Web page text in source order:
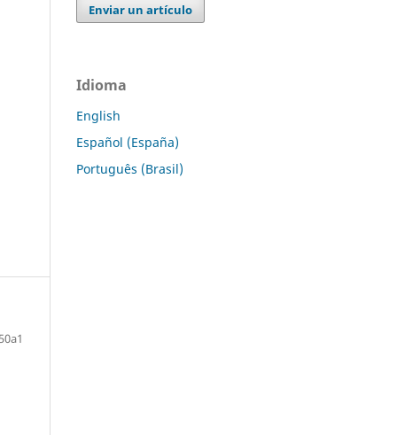
Enviar un artículo
Idioma
English
Español (España)
Português (Brasil)